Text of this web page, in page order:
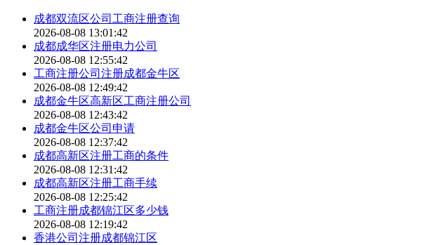
成都双流区公司工商注册查询
2026-08-08 13:01:42
成都成华区注册电力公司
2026-08-08 12:55:42
工商注册公司注册成都金牛区
2026-08-08 12:49:42
成都金牛区高新区工商注册公司
2026-08-08 12:43:42
成都金牛区公司申请
2026-08-08 12:37:42
成都高新区注册工商的条件
2026-08-08 12:31:42
成都高新区注册工商手续
2026-08-08 12:25:42
工商注册成都锦江区多少钱
2026-08-08 12:19:42
香港公司注册成都锦江区